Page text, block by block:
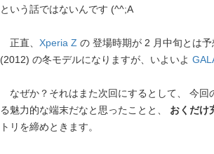
という話ではないんです (^^;A
正直、 Xperia Z の 登場時期が 2 月中旬とは
(2012) の冬モデルになりますが、いよいよ
なぜか？それはまた次回にするとして、 今回
る魅力的な端末だなと思ったことと、 おくだけ
トリを締めときます。